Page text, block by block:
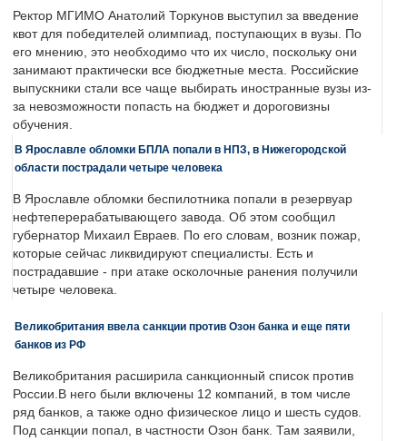
Ректор МГИМО Анатолий Торкунов выступил за введение
квот для победителей олимпиад, поступающих в вузы. По
его мнению, это необходимо что их число, поскольку они
занимают практически все бюджетные места. Российские
выпускники стали все чаще выбирать иностранные вузы из-
за невозможности попасть на бюджет и дороговизны
обучения.
В Ярославле обломки БПЛА попали в НПЗ, в Нижегородской
области пострадали четыре человека
В Ярославле обломки беспилотника попали в резервуар
нефтеперерабатывающего завода. Об этом сообщил
губернатор Михаил Евраев. По его словам, возник пожар,
которые сейчас ликвидируют специалисты. Есть и
пострадавшие - при атаке осколочные ранения получили
четыре человека.
Великобритания ввела санкции против Озон банка и еще пяти
банков из РФ
Великобритания расширила санкционный список против
России.В него были включены 12 компаний, в том числе
ряд банков, а также одно физическое лицо и шесть судов.
Под санкции попал, в частности Озон банк. Там заявили,